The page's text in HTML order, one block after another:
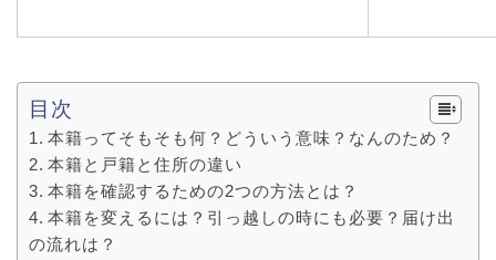
目次
本籍ってそもそも何？どういう意味？なんのため？
本籍と戸籍と住所の違い
本籍を確認するための2つの方法とは？
本籍を変えるには？引っ越しの時にも必要？届け出
の流れは？